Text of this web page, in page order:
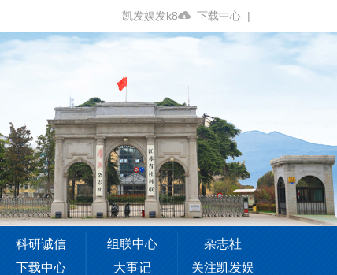
凯发娱发k8 下载中心 |
科研诚信 组联中心
杂志社
下载中心 大事记
关注凯发娱